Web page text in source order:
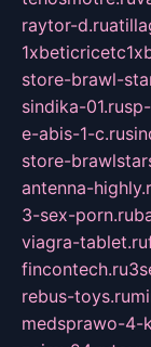
raytor-d.ru
store-brawl-
sindika-01.ru
e-abis-1-c.ru
store-
antenna-
3-sex-porn.ru
viagra-tablet.ru
fincontech.ru
rebus-toys.ru
medsprawo-4-